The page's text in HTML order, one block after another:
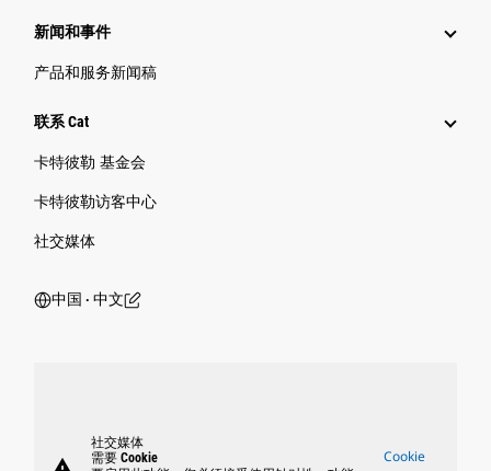
新闻和事件
产品和服务新闻稿
联系 Cat
卡特彼勒 基金会
卡特彼勒访客中心
社交媒体
中国 ‧ 中文
社交媒体
需要 Cookie
Cookie